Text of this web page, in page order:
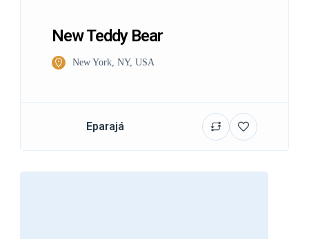
New Teddy Bear
New York, NY, USA
Eparajá